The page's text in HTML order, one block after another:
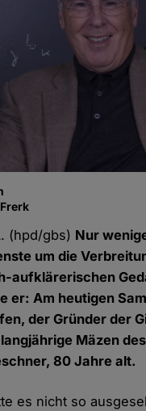
(hpd/gbs) Nur
um die
aufklärerischen
er: Am heutigen
der Gründer der
Mäzen
80 Jahre alt.
es nicht so